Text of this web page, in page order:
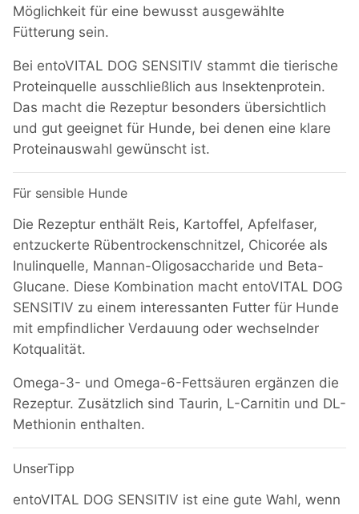
Möglichkeit für eine bewusst ausgewählte
Fütterung sein.
Bei entoVITAL DOG SENSITIV stammt die tierische
Proteinquelle ausschließlich aus Insektenprotein.
Das macht die Rezeptur besonders übersichtlich
und gut geeignet für Hunde, bei denen eine klare
Proteinauswahl gewünscht ist.
Für sensible Hunde
Die Rezeptur enthält Reis, Kartoffel, Apfelfaser,
entzuckerte Rübentrockenschnitzel, Chicorée als
Inulinquelle, Mannan-Oligosaccharide und Beta-
Glucane. Diese Kombination macht entoVITAL DOG
SENSITIV zu einem interessanten Futter für Hunde
mit empfindlicher Verdauung oder wechselnder
Kotqualität.
Omega-3- und Omega-6-Fettsäuren ergänzen die
Rezeptur. Zusätzlich sind Taurin, L-Carnitin und DL-
Methionin enthalten.
UnserTipp
entoVITAL DOG SENSITIV ist eine gute Wahl, wenn